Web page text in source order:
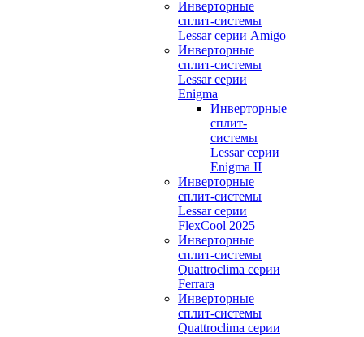
Инверторные
сплит-системы
Lessar серии Amigo
Инверторные
сплит-системы
Lessar серии
Enigma
Инверторные
сплит-
системы
Lessar серии
Enigma II
Инверторные
сплит-системы
Lessar серии
FlexCool 2025
Инверторные
сплит-системы
Quattroclima серии
Ferrara
Инверторные
сплит-системы
Quattroclima серии